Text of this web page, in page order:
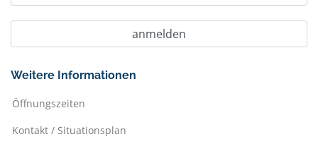
Weitere Informationen
Öffnungszeiten
Kontakt / Situationsplan